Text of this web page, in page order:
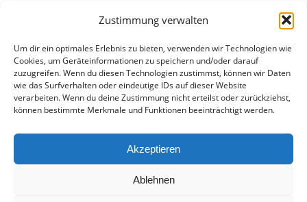
Zustimmung verwalten
Um dir ein optimales Erlebnis zu bieten, verwenden wir Technologien wie
Cookies, um Geräteinformationen zu speichern und/oder darauf
zuzugreifen. Wenn du diesen Technologien zustimmst, können wir Daten
wie das Surfverhalten oder eindeutige IDs auf dieser Website
verarbeiten. Wenn du deine Zustimmung nicht erteilst oder zurückziehst,
können bestimmte Merkmale und Funktionen beeinträchtigt werden.
Akzeptieren
Ablehnen
Eintrag teilen